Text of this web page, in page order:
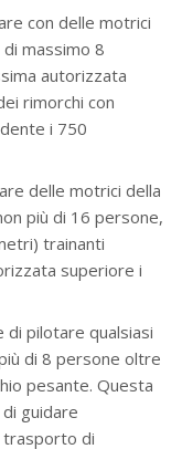
con delle motrici
massimo 8
autorizzata
rimorchi con
i 750
delle motrici della
più di 16 persone,
trainanti
superiore i
pilotare qualsiasi
di 8 persone oltre
pesante. Questa
guidare
trasporto di